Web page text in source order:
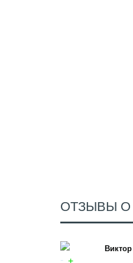
ОТЗЫВЫ О
Виктор